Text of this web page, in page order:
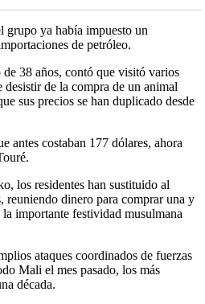
grupo ya había impuesto un
de petróleo.
38 años, contó que visitó varios
desistir de la compra de un animal
sus precios se han duplicado desde
antes costaban 177 dólares, ahora
los residentes han sustituido al
reuniendo dinero para comprar una y
importante festividad musulmana
ataques coordinados de fuerzas
Mali el mes pasado, los más
década.